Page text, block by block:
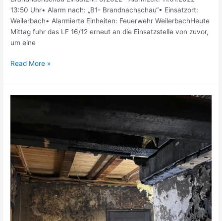
13:50 Uhr• Alarm nach: „B1- Brandnachschau“• Einsatzort:
Weilerbach• Alarmierte Einheiten: Feuerwehr WeilerbachHeute
Mittag fuhr das LF 16/12 erneut an die Einsatzstelle von zuvor,
um eine
Read More »